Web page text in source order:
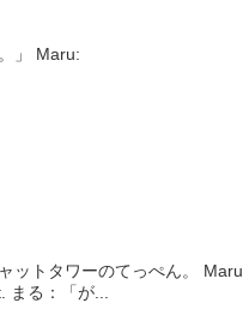
」 Maru:
ットタワーのてっぺん。 Maru
routinely relaxed at the top of the cat tower after breakfast. まる：「が...